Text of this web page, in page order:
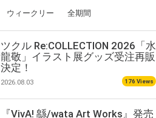
ウィークリー 全期間
ツクル Re:COLLECTION 2026「水
龍敬」イラスト展グッズ受注再販
決定！
2026.08.03 176 Views
『VivA! 緜/wata Art Works』発売